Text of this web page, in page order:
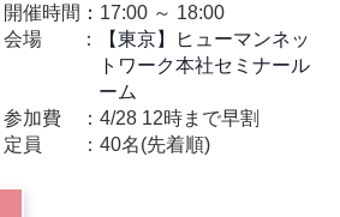
開催時間： 17:00～ 18:00
会場
【東京】ヒューマンネッ
トワーク本社セミナール
ーム
参加費
4/28 12時まで早割
定員
40名(先着順)